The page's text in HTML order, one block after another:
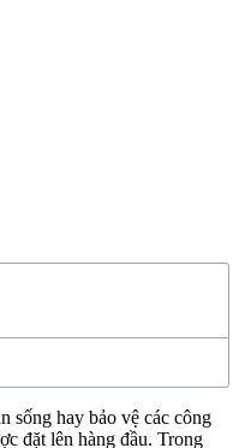
sống hay bảo vệ các công
đặt lên hàng đầu. Trong